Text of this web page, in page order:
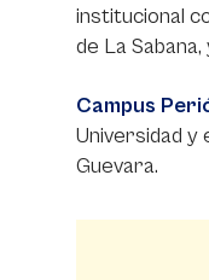
institucional
de La
Campus
Universidad y
Guevara.